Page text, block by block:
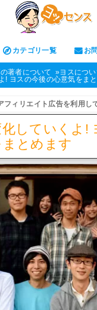
カテゴリ一覧 お
著者について
ヨスについ
! ヨスの今後の心意気をま
フィリエイト広告を利用し
していくよ!
とめます